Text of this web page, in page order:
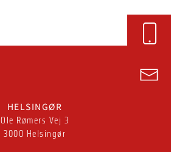
HELSINGØR
Ole Rømers Vej 3
3000 Helsingør